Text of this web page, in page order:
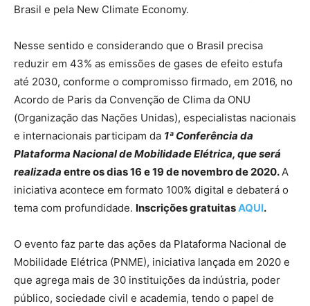
Brasil e pela New Climate Economy.
Nesse sentido e considerando que o Brasil precisa
reduzir em 43% as emissões de gases de efeito estufa
até 2030, conforme o compromisso firmado, em 2016, no
Acordo de Paris da Convenção de Clima da ONU
(Organização das Nações Unidas), especialistas nacionais
e internacionais participam da 1ª Conferência da
Plataforma Nacional de Mobilidade Elétrica, que será
realizada entre os dias 16 e 19 de novembro de 2020.A
iniciativa acontece em formato 100% digital e debaterá o
tema com profundidade. Inscrições gratuitasAQUI.
O evento faz parte das ações da Plataforma Nacional de
Mobilidade Elétrica (PNME), iniciativa lançada em 2020 e
que agrega mais de 30 instituições da indústria, poder
público, sociedade civil e academia, tendo o papel de